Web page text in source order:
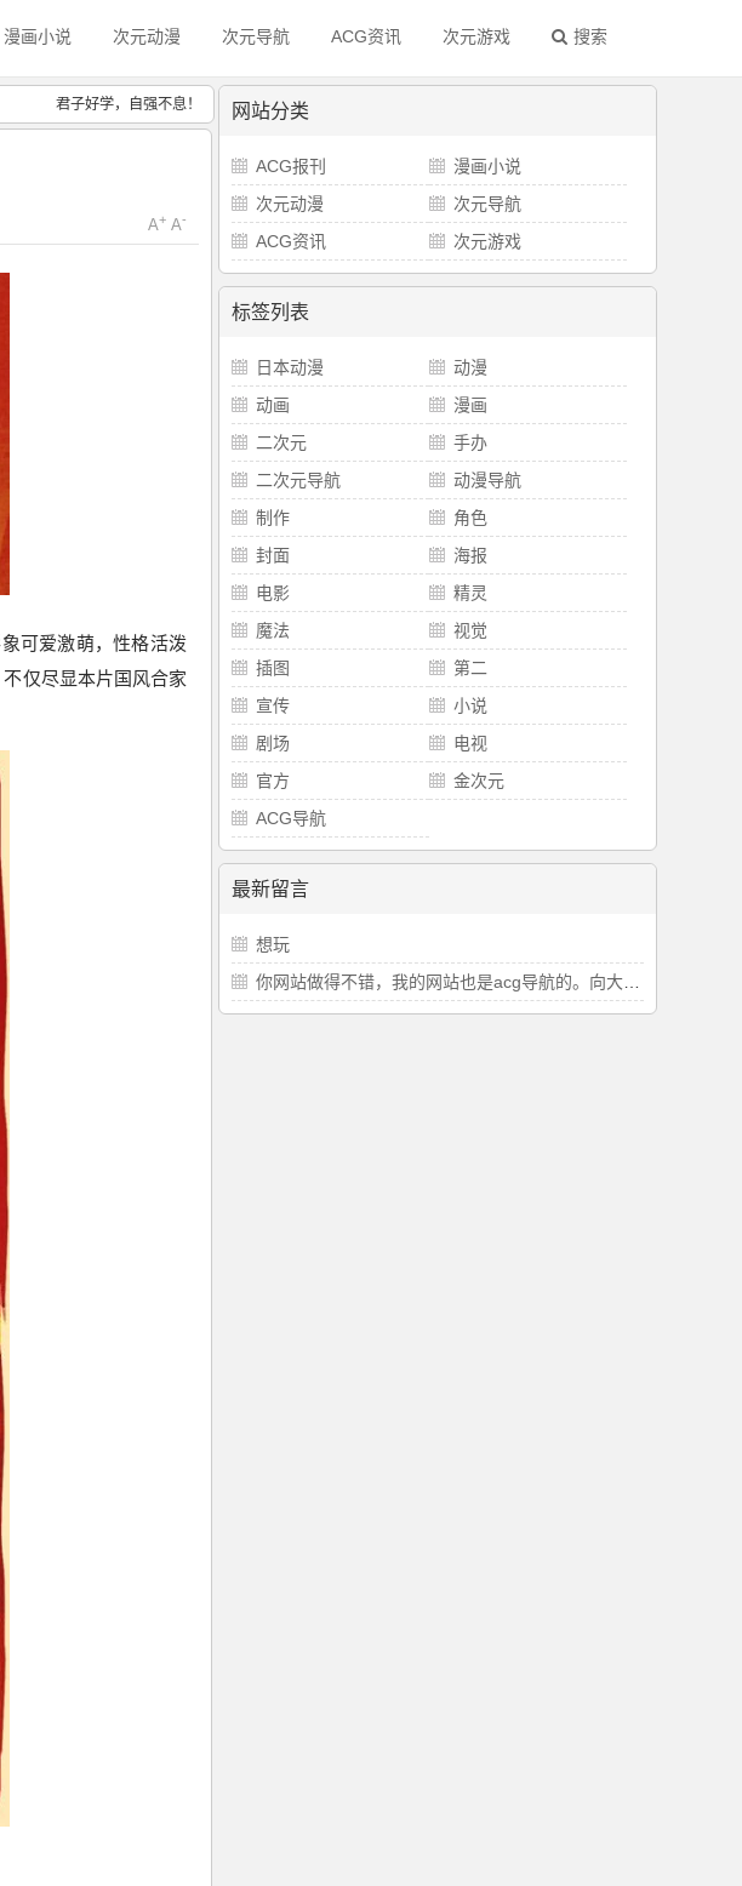
漫画小说 次元动漫 次元导航 ACG资讯 次元游戏 搜索
君子好学，自强不息！
A+ A-
可爱激萌，性格活泼
仅尽显本片国风合家
网站分类
ACG报刊
漫画小说
次元动漫
次元导航
ACG资讯
次元游戏
标签列表
日本动漫
动漫
动画
漫画
二次元
手办
二次元导航
动漫导航
制作
角色
封面
海报
电影
精灵
魔法
视觉
插图
第二
宣传
小说
剧场
电视
官方
金次元
ACG导航
最新留言
想玩